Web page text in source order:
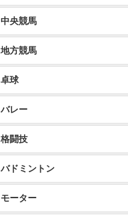
中央競馬
地方競馬
卓球
バレー
格闘技
バドミントン
モーター